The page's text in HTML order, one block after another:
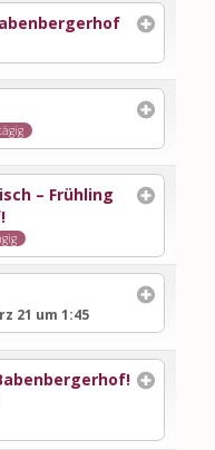
– Frühling
21 um 1:45